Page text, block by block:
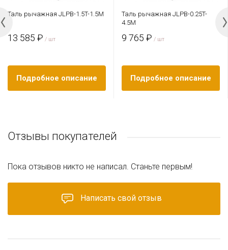
Таль рычажная JLPB-1.5T-1.5M
13 585 ₽ / шт
Подробное описание
Таль рычажная JLPB-0.25T-
4.5M
9 765 ₽ / шт
Подробное описание
Отзывы покупателей
Написать свой отзыв
Пока отзывов никто не написал. Станьте первым!